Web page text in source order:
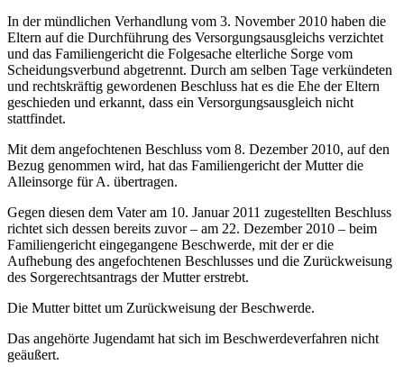
In der mündlichen Verhandlung vom 3. November 2010 haben die
Eltern auf die Durchführung des Versorgungsausgleichs verzichtet
und das Familiengericht die Folgesache elterliche Sorge vom
Scheidungsverbund abgetrennt. Durch am selben Tage verkündeten
und rechtskräftig gewordenen Beschluss hat es die Ehe der Eltern
geschieden und erkannt, dass ein Versorgungsausgleich nicht
stattfindet.
Mit dem angefochtenen Beschluss vom 8. Dezember 2010, auf den
Bezug genommen wird, hat das Familiengericht der Mutter die
Alleinsorge für A. übertragen.
Gegen diesen dem Vater am 10. Januar 2011 zugestellten Beschluss
richtet sich dessen bereits zuvor – am 22. Dezember 2010 – beim
Familiengericht eingegangene Beschwerde, mit der er die
Aufhebung des angefochtenen Beschlusses und die Zurückweisung
des Sorgerechtsantrags der Mutter erstrebt.
Die Mutter bittet um Zurückweisung der Beschwerde.
Das angehörte Jugendamt hat sich im Beschwerdeverfahren nicht
geäußert.